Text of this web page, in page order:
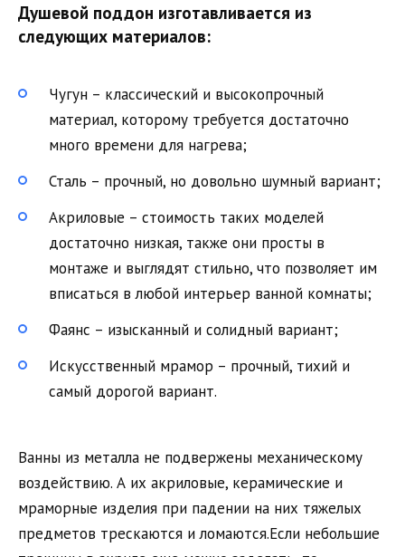
Душевой поддон изготавливается из
следующих материалов:
Чугун – классический и высокопрочный
материал, которому требуется достаточно
много времени для нагрева;
Сталь – прочный, но довольно шумный вариант;
Акриловые – стоимость таких моделей
достаточно низкая, также они просты в
монтаже и выглядят стильно, что позволяет им
вписаться в любой интерьер ванной комнаты;
Фаянс – изысканный и солидный вариант;
Искусственный мрамор – прочный, тихий и
самый дорогой вариант.
Ванны из металла не подвержены механическому
воздействию. А их акриловые, керамические и
мраморные изделия при падении на них тяжелых
предметов трескаются и ломаются.Если небольшие